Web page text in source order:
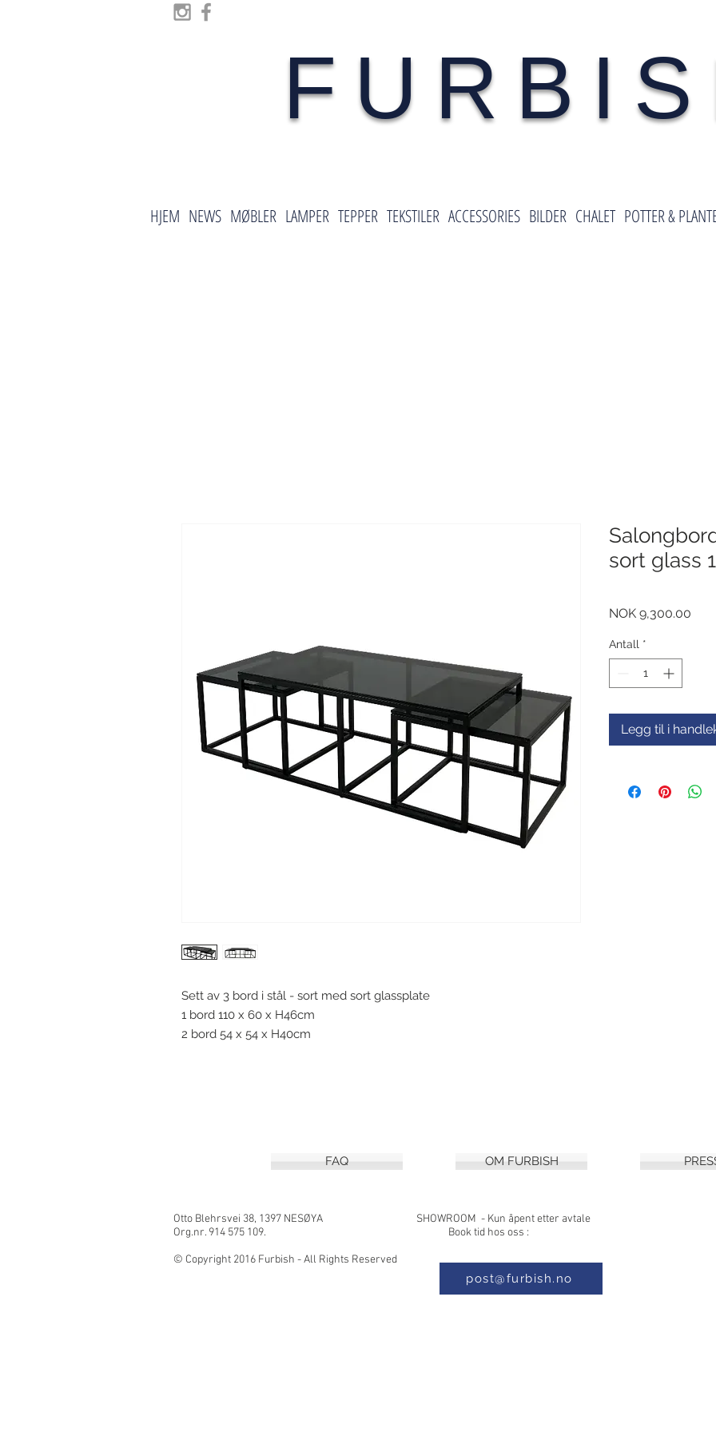
HJEM NEWS MØBLER LAMPER TEPPER TEKSTILER ACCESSORIES BILDER CHALET POTTER &
Sett av 3 bord i stål - sort med sort glassplate
1 bord 110 x 60 x H46cm
2 bord 54 x 54 x H40cm
sort glass
NOK 9,300.00
Antall *
Legg til i
FAQ OM FURBISH
Otto Blehrsvei 38, 1397 NESØYA SHOWROOM - Kun
Org.nr. 914 575 109. Book tid hos oss :
© Copyright 2016 Furbish - All Rights Reserved
post@furbish.no